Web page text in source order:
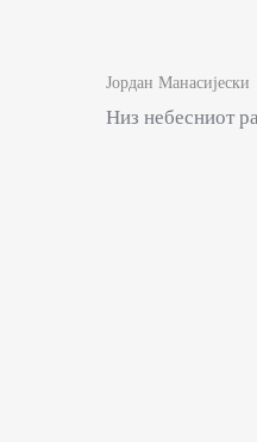
Јордан Манасијески
Низ небесниот